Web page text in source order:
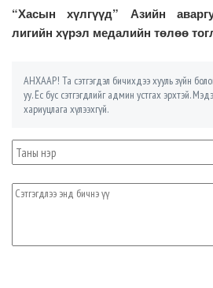
“Хасын хүлгүүд” Азийн
лигийн хүрэл медалийн төлөө
АНХААР! Та сэтгэгдэл бичихдээ хууль зүйн
уу. Ёс бус сэтгэгдлийг админ устгах эрхтэй.
хариуцлага хүлээхгүй.